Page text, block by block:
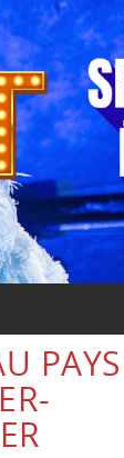
PAYS